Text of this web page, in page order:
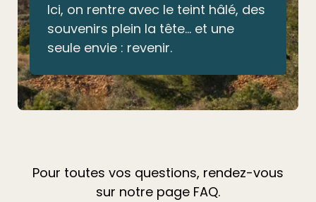
Ici, on rentre avec le teint hâlé, des
souvenirs plein la tête… et une
seule envie : revenir.
Pour toutes vos questions, rendez-vous
sur notre page FAQ.